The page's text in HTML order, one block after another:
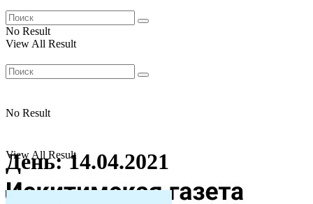
No Result
View All Result
No Result
View All Result
День:14.04.2021